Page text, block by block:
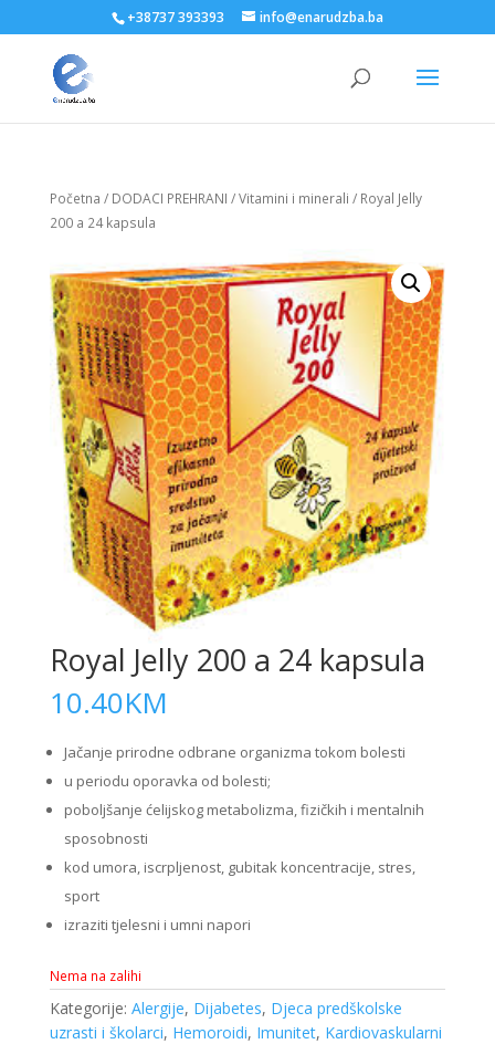
+38737 393393 info@enarudzba.ba
Početna / DODACI PREHRANI /Vitamini i minerali / Royal Jelly
200 a 24 kapsula
Royal Jelly 200 a 24 kapsula
10.40KM
Jačanje prirodne odbrane organizma tokom bolesti
u periodu oporavka od bolesti;
poboljšanje ćelijskog metabolizma, fizičkih i mentalnih
sposobnosti
kod umora, iscrpljenost, gubitak koncentracije, stres,
sport
izraziti tjelesni i umni napori
Nema na zalihi
Kategorije: Alergije, Dijabetes, Djeca predškolske
uzrasti i školarci, Hemoroidi, Imunitet, Kardiovaskularni